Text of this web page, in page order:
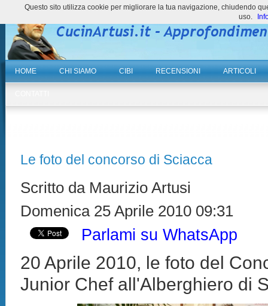
HOME CHI SIAMO CIBI RECENSIONI ARTICOLI
Le foto del concorso di Sciacca
Scritto da Maurizio Artusi
Domenica 25 Aprile 2010 09:31
Parlami su WhatsApp
20 Aprile 2010, le foto del
Junior Chef all'Alberghiero di
Questo sito utilizza cookie per migliorare la tua navigazione, chiudendo
uso.